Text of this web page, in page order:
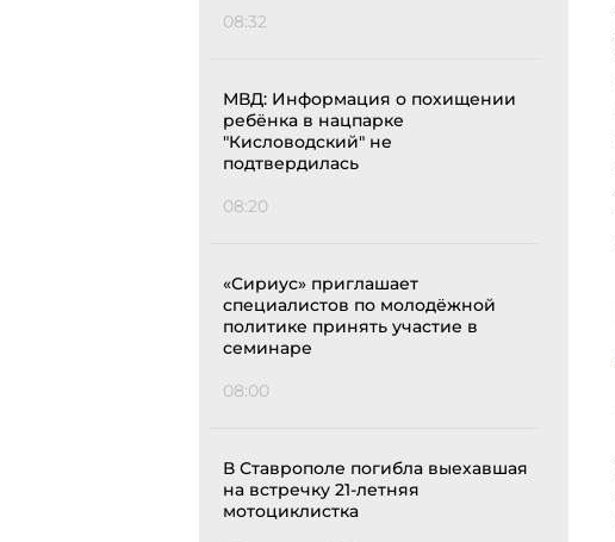
08:32
МВД: Информация о похищении
ребёнка в нацпарке
"Кисловодский" не
подтвердилась
08:20
«Сириус» приглашает
специалистов по молодёжной
политике принять участие в
семинаре
08:00
В Ставрополе погибла выехавшая
на встречку 21-летняя
мотоциклистка